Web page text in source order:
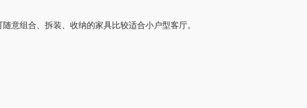
组合、拆装、收纳的家具比较适合小户型客厅。